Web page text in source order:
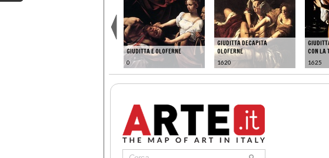
GIUDITTA E OLOFERNE
0
GIUDITTA DECAPITA
OLOFERNE
1620
CON LA
1625